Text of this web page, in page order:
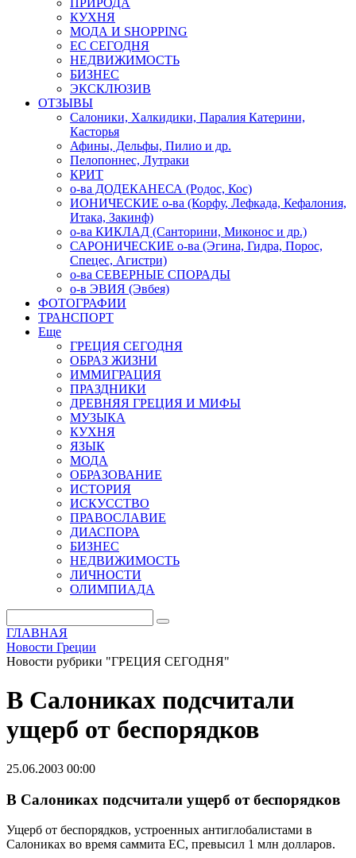
ПРИРОДА
КУХНЯ
МОДА И SHOPPING
ЕС СЕГОДНЯ
НЕДВИЖИМОСТЬ
БИЗНЕС
ЭКСКЛЮЗИВ
ОТЗЫВЫ
Салоники, Халкидики, Паралия Катерини,
Касторья
Афины, Дельфы, Пилио и др.
Пелопоннес, Лутраки
КРИТ
о-ва ДОДЕКАНЕСА (Родос, Кос)
ИОНИЧЕСКИЕ о-ва (Корфу, Лефкада, Кефалония,
Итака, Закинф)
о-ва КИКЛАД (Санторини, Миконос и др.)
САРОНИЧЕСКИЕ о-ва (Эгина, Гидра, Порос,
Спецес, Агистри)
о-ва СЕВЕРНЫЕ СПОРАДЫ
о-в ЭВИЯ (Эвбея)
ФОТОГРАФИИ
ТРАНСПОРТ
Еще
ГРЕЦИЯ СЕГОДНЯ
ОБРАЗ ЖИЗНИ
ИММИГРАЦИЯ
ПРАЗДНИКИ
ДРЕВНЯЯ ГРЕЦИЯ И МИФЫ
МУЗЫКА
КУХНЯ
ЯЗЫК
МОДА
ОБРАЗОВАНИЕ
ИСТОРИЯ
ИСКУССТВО
ПРАВОСЛАВИЕ
ДИАСПОРА
БИЗНЕС
НЕДВИЖИМОСТЬ
ЛИЧНОСТИ
ОЛИМПИАДА
ГЛАВНАЯ
Новости Греции
Новости рубрики "ГРЕЦИЯ СЕГОДНЯ"
В Салониках подсчитали
ущерб от беспорядков
25.06.2003 00:00
В Салониках подсчитали ущерб от беспорядков
Ущерб от беспорядков, устроенных антиглобалистами в
Салониках во время саммита ЕС, превысил 1 млн долларов.